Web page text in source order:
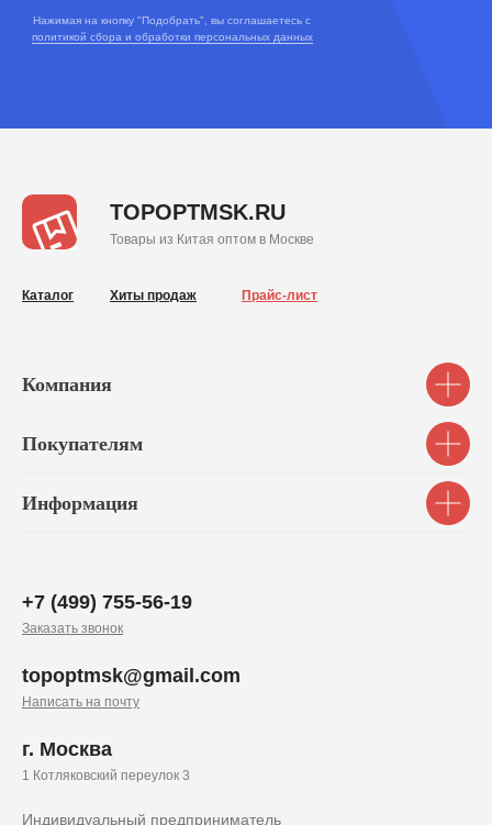
Нажимая на кнопку "Подобрать", вы соглашаетесь с
политикой сбора и обработки персональных данных
Каталог Хиты продаж Прайс-лист
TOPOPTMSK.RU
Товары из Китая оптом в Москве
Компания
Покупателям
Информация
Индивидуальный предприниматель
+7 (499) 755-56-19
Заказать звонок
topoptmsk@gmail.com
Написать на почту
г. Москва
1 Котляковский переулок 3